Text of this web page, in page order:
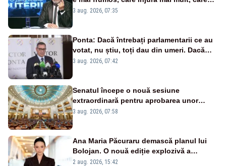
țipă mai tare, ci pe proiecte”
3 aug. 2026, 07:35
Ponta: Dacă întrebați parlamentarii ce au
votat, nu știu, toți dau din umeri. Dacă
întrebi de ce au votat pro sau contra, o să
3 aug. 2026, 07:42
Senatul începe o nouă sesiune
extraordinară pentru aprobarea unor
jaloane din PNRR
3 aug. 2026, 07:58
Ana Maria Păcuraru demască planul lui
Bolojan. O nouă ediție explozivă a
emisiunii „Miza Zilei” la Realitatea PLUS
2 aug. 2026, 15:42